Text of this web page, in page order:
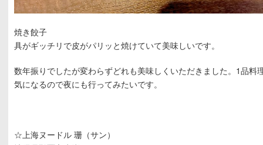
焼き餃子
具がギッチリで皮がパリッと焼けていて美味しいです。
数年振りでしたが変わらずどれも美味しくいただきました。1品料
気になるので夜にも行ってみたいです。
☆上海ヌードル 珊（サン）